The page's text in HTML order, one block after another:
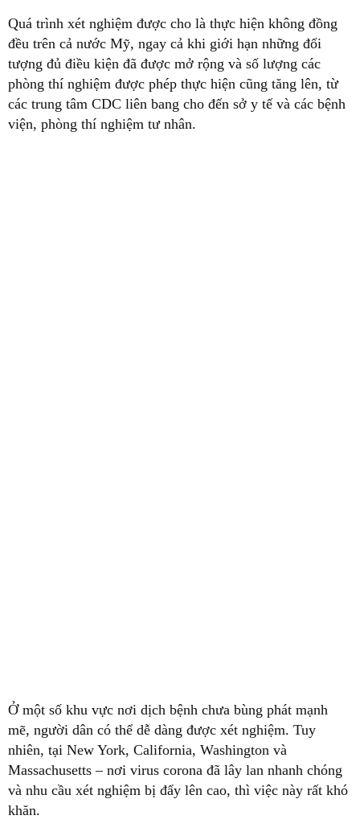
Quá trình xét nghiệm được cho là thực hiện không đồng
đều trên cả nước Mỹ, ngay cả khi giới hạn những đối
tượng đủ điều kiện đã được mở rộng và số lượng các
phòng thí nghiệm được phép thực hiện cũng tăng lên, từ
các trung tâm CDC liên bang cho đến sở y tế và các bệnh
viện, phòng thí nghiệm tư nhân.
Ở một số khu vực nơi dịch bệnh chưa bùng phát mạnh
mẽ, người dân có thể dễ dàng được xét nghiệm. Tuy
nhiên, tại New York, California, Washington và
Massachusetts – nơi virus corona đã lây lan nhanh chóng
và nhu cầu xét nghiệm bị đẩy lên cao, thì việc này rất khó
khăn.